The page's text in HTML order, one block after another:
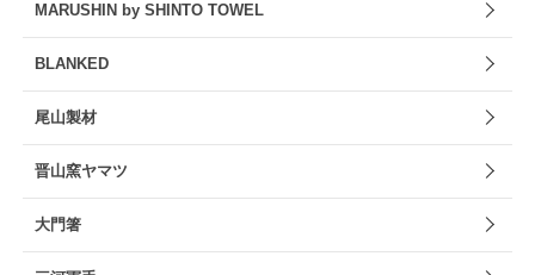
MARUSHIN by SHINTO TOWEL
BLANKED
尾山製材
晋山窯ヤマツ
大門箸